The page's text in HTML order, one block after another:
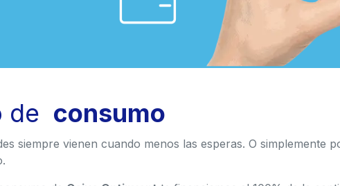
de consumo
siempre vienen cuando menos las esperas. O